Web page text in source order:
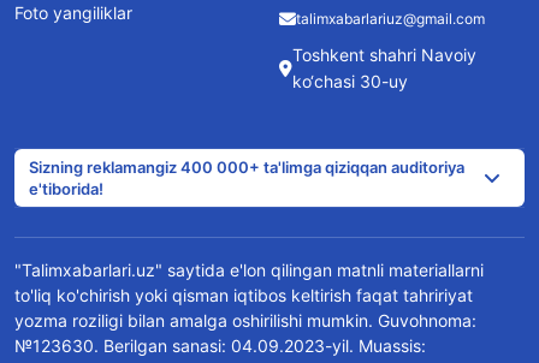
Foto yangiliklar
talimxabarlariuz@gmail.com
Toshkent shahri Navoiy
ko‘chasi 30-uy
Sizning reklamangiz 400 000+ ta'limga qiziqqan auditoriya
e'tiborida!
"Talimxabarlari.uz" saytida e'lon qilingan matnli materiallarni
to'liq ko'chirish yoki qisman iqtibos keltirish faqat tahririyat
yozma roziligi bilan amalga oshirilishi mumkin. Guvohnoma:
№123630. Berilgan sanasi: 04.09.2023-yil. Muassis: